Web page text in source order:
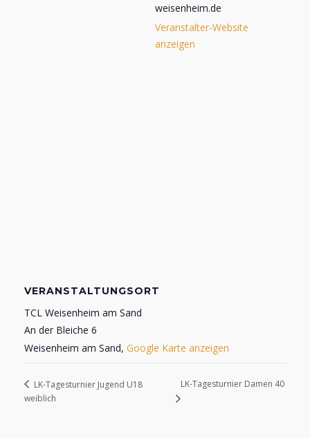
weisenheim.de
Veranstalter-Website
anzeigen
VERANSTALTUNGSORT
TCL Weisenheim am Sand
An der Bleiche 6
Weisenheim am Sand, Google Karte anzeigen
LK-Tagesturnier Jugend U18
weiblich
LK-Tagesturnier Damen 40